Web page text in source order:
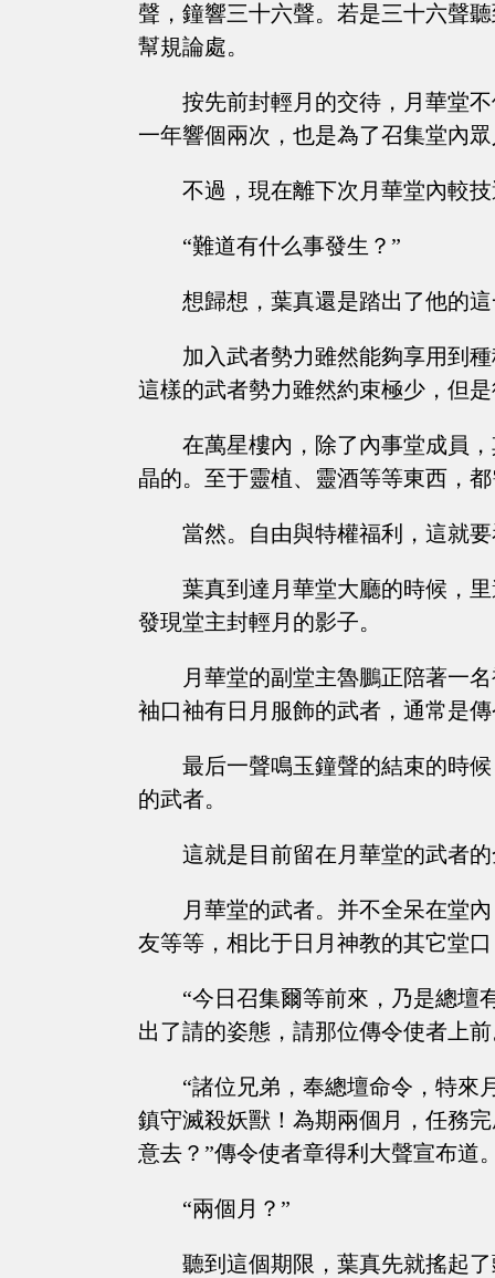
聲，鐘響三十六聲。若是三十六聲
幫規論處。
按先前封輕月的交待，月華堂
一年響個兩次，也是為了召集堂內
不過，現在離下次月華堂內較
“難道有什么事發生？”
想歸想，葉真還是踏出了他的
加入武者勢力雖然能夠享用到
這樣的武者勢力雖然約束極少，但
在萬星樓內，除了內事堂成員
晶的。至于靈植、靈酒等等東西，
當然。自由與特權福利，這就
葉真到達月華堂大廳的時候，
發現堂主封輕月的影子。
月華堂的副堂主魯鵬正陪著一
袖口袖有日月服飾的武者，通常是
最后一聲鳴玉鐘聲的結束的時
的武者。
這就是目前留在月華堂的武者
月華堂的武者。并不全呆在堂
友等等，相比于日月神教的其它堂
“今日召集爾等前來，乃是總壇
出了請的姿態，請那位傳令使者上
“諸位兄弟，奉總壇命令，特來
鎮守滅殺妖獸！為期兩個月，任務
意去？”傳令使者章得利大聲宣布道
“兩個月？”
聽到這個期限，葉真先就搖起